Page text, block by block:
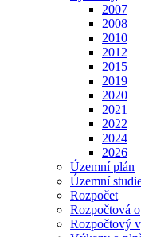
2007
2008
2010
2012
2015
2019
2020
2021
2022
2024
2026
Územní plán
Územní
Rozpočet
Rozpočtová
Rozpočtový